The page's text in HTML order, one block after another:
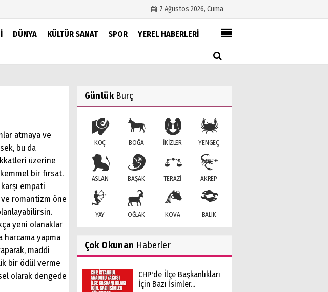
7 Ağustos 2026, Cuma
DÜNYA KÜLTÜR SANAT SPOR YEREL HABERLERİ
Yazarları
Künye
Gizlilik İlkeleri
atmaya ve
bu da
üzerine
bir fırsat.
empati
ve romantizm öne
yeni olanaklar
harcama yapma
maddi
bir ödül verme
olarak dengede
GünlükBurç
KOÇ BOĞA İKİZLER YENGEÇ
ASLAN BAŞAK TERAZİ AKREP
YAY OĞLAK KOVA BALIK
Çok Okunan Haberler
CHP'de İlçe Başkanlıkları
İçin Bazı İsimler...